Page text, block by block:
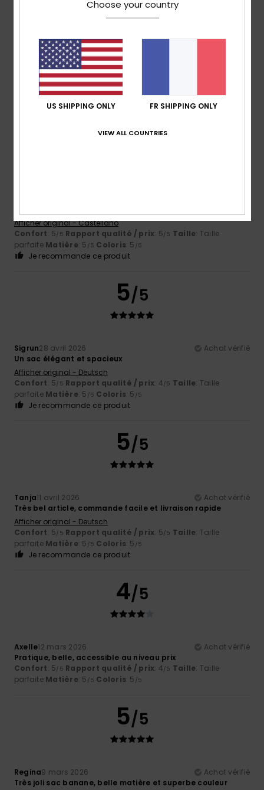
4/5
Clémentine2 mai 2026
pratique, simple et douce
Confort: 5/5 Rapport qualité / prix
Matière: 5/5 Coloris: 4/5
Je recommande ce produit
5
Afficher original - Castellano
Confort: 5/5 Rapport qualité / prix: 5/5 Taille: Taille
parfaite Matière: 5 /5 Coloris: 5 /5
Je recommande ce produit
5/5
Sigrun28 avril 2026
Achat vérifié
Un sac élégant et spacieux
Afficher original - Deutsch
Confort: 5/5 Rapport qualité / prix: 4/5 Taille: Taille
parfaite Matière: 5 /5 Coloris: 5 /5
Je recommande ce produit
5/5
Tanja11 avril 2026
Achat vérifié
Très bel article, commande facile et livraison rapide
Afficher original - Deutsch
Confort: 5/5 Rapport qualité / prix: 5/5 Taille: Taille
parfaite Matière: 5 /5 Coloris: 5 /5
Je recommande ce produit
4/5
Axelle12 mars 2026
Achat vérifié
Pratique, belle, accessible au niveau prix
Confort: 5/5 Rapport qualité / prix: 4/5 Taille: Taille
parfaite Matière: 5 /5 Coloris: 5 /5
5/5
Regina9 mars 2026
Achat vérifié
Très joli sac banane, belle matière et superbe couleur
Choose your country
US SHIPPING ONLY FR SHIPPING ONLY
VIEW ALL COUNTRIES